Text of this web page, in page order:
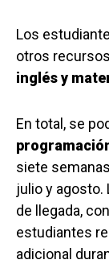
Los
otros recursos
inglés y
En total, se
siete
julio y agosto.
de llegada,
estudiantes
adicional